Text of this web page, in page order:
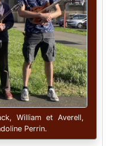
William et Averell,
Perrin.